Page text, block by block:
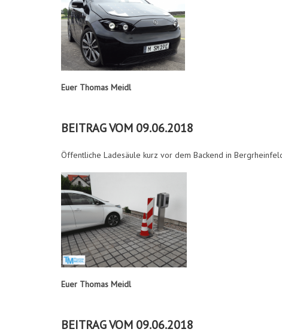
Euer Thomas Meidl
BEITRAG VOM 09.06.2018
Öffentliche Ladesäule kurz vor dem Backend in
Euer Thomas Meidl
BEITRAG VOM 09.06.2018